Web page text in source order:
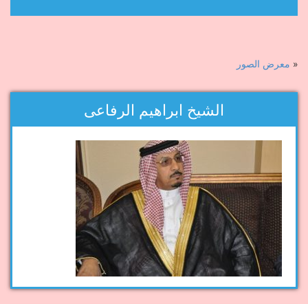
« معرض الصور
الشيخ ابراهيم الرفاعى